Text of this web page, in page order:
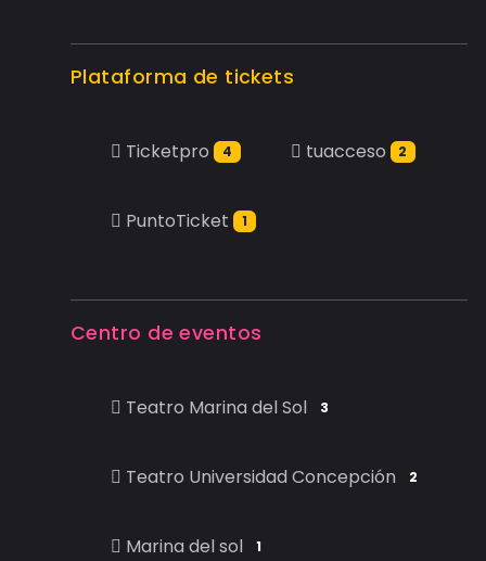
Plataforma de tickets
Ticketpro 4 tuacceso 2
PuntoTicket 1
Centro de eventos
Teatro Marina del Sol 3
Teatro Universidad Concepción 2
Marina del sol 1